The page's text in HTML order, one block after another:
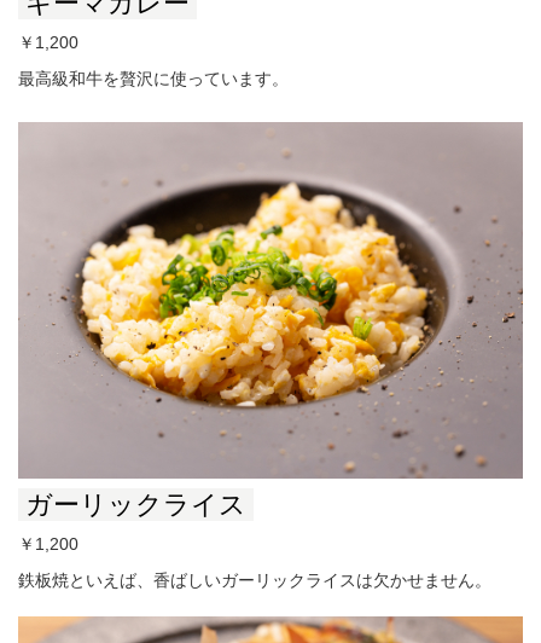
￥1,200
最高級和牛を贅沢に使っています。
ガーリックライス
￥1,200
鉄板焼といえば、香ばしいガーリックライスは欠かせません。